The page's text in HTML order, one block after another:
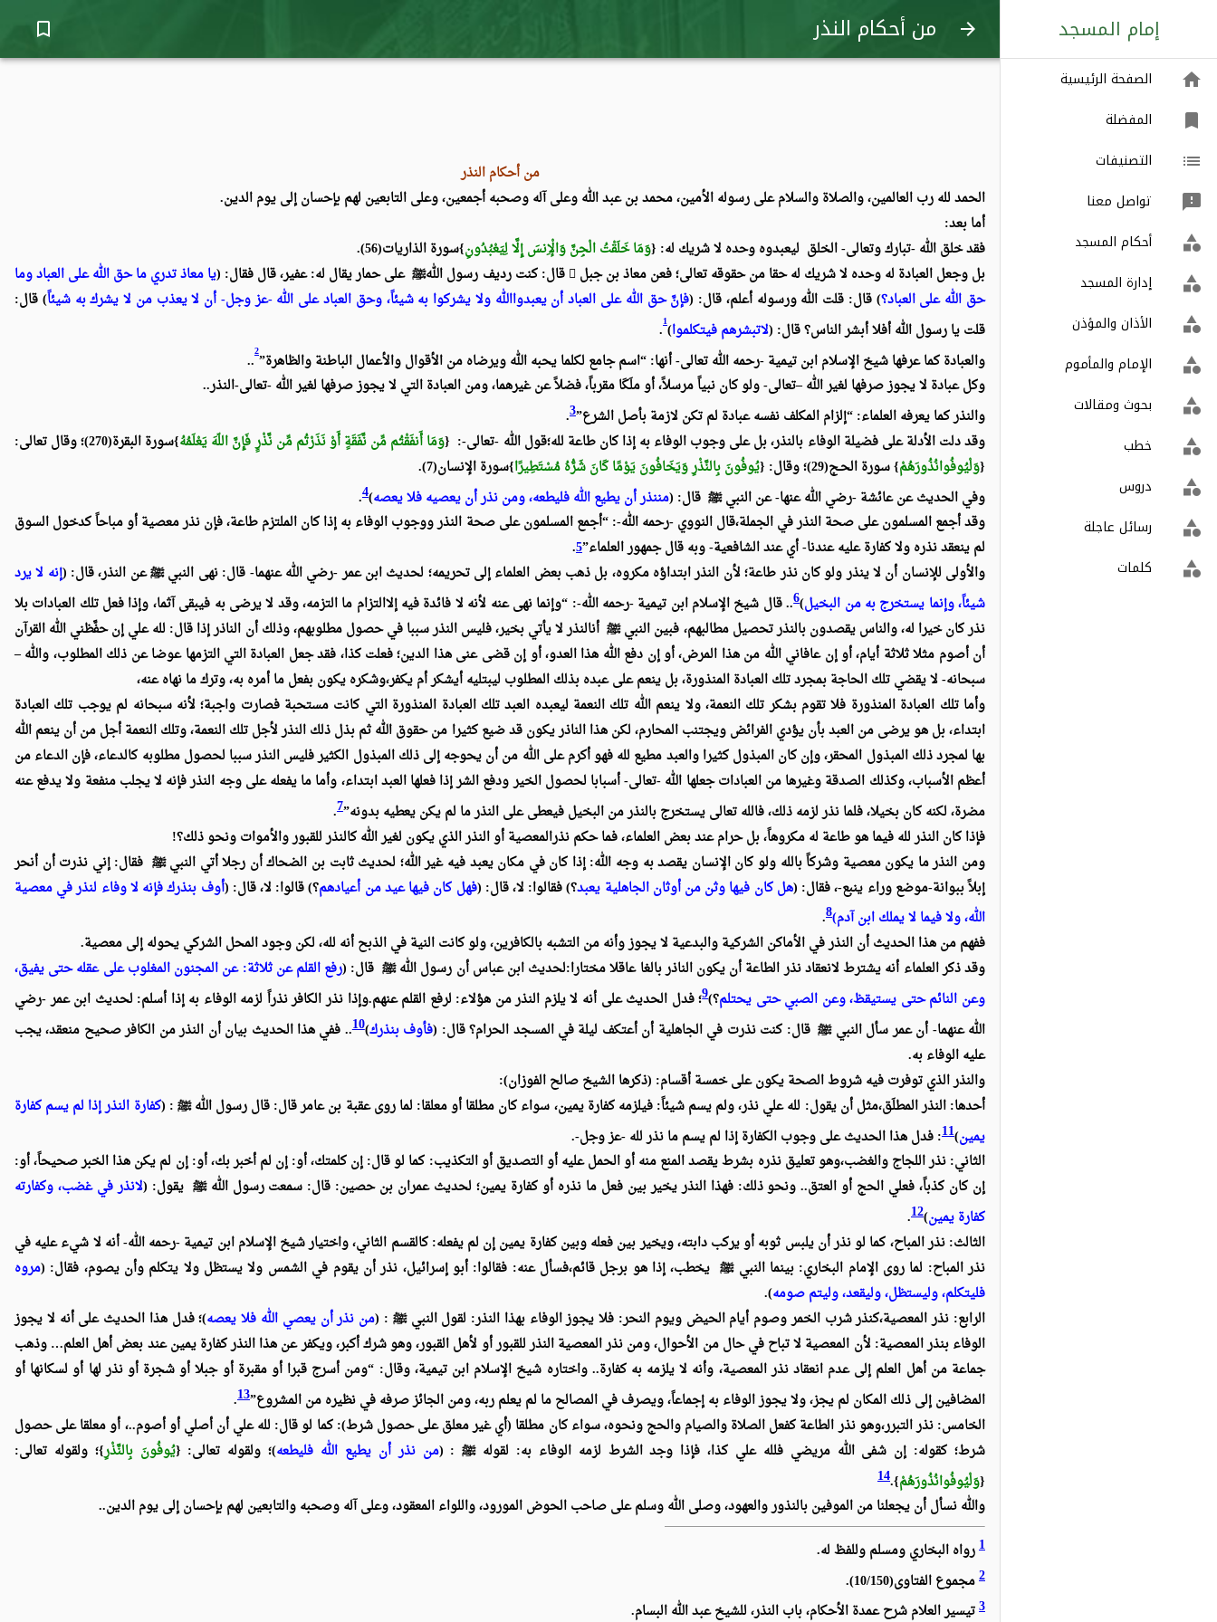
arrow_forward من أحكام النذر bookmark_border إمام المسجد
home الصفحة الرئيسية
bookmark المفضلة
list التصنيفات
feedback تواصل معنا
category أحكام المسجد
category إدارة المسجد
category الأذان والمؤذن
category الإمام والمأموم
category بحوث ومقالات
category خطب
category دروس
category رسائل عاجلة
category كلمات
من أحكام النذر
الحمد لله رب العالمين، والصلاة والسلام على رسوله الأمين، محمد بن عبد الله وعلى آله وصحبه أجمعين، وعلى التابعين لهم بإحسان إلى يوم الدين.
أما بعد:
فقد خلق الله -تبارك وتعالى- الخلق ليعبدوه وحده لا شريك له: {وَمَا خَلَقْتُ الْجِنَّ وَالْإِنسَ إِلَّا لِيَعْبُدُونِ}سورة الذاريات(56).
بل وجعل العبادة له وحده لا شريك له حقا من حقوقه تعالى؛ فعن معاذ بن جبل قال: كنت رديف رسول اللهﷺعلى حمار يقال له: عفير، قال فقال: (يا معاذ تدري ما حق الله على العباد وما
حق الله على العباد؟) قال: قلت الله ورسوله أعلم، قال: (فإنَّ حق الله على العباد أن يعبدواالله ولا يشركوا به شيئاً، وحق العباد على الله -عز وجل- أن لا يعذب من لا يشرك به شيئاً) قال:
قلت يا رسول الله أفلا أبشر الناس؟ قال: (لاتبشرهم فيتكلموا)
1
.
والعبادة كما عرفها شيخ الإسلام ابن تيمية -رحمه الله تعالى- أنها: “اسم جامع لكلما يحبه الله ويرضاه من الأقوال والأعمال الباطنة والظاهرة”2
..
وكل عبادة لا يجوز صرفها لغير الله –تعالى- ولو كان نبياً مرسلاً، أو ملَكَا مقرباً، فضلاً عن غيرهما، ومن العبادة التي لا يجوز صرفها لغير الله -تعالى-النذر..
والنذر كما يعرفه العلماء: “إلزام المكلف نفسه عبادة لم تكن لازمة بأصل الشرع”3
.
وقد دلت الأدلة على فضيلة الوفاء بالنذر، بل على وجوب الوفاء به إذا كان طاعة لله؛قول الله -تعالى-: {وَمَا أَنفَقْتُم مِّن نَّفَقَةٍ أَوْ نَذَرْتُم مِّن نَّذْرٍ فَإِنَّ اللّهَ يَعْلَمُهُ
}سورة البقرة(270)؛ وقال تعالى:
{وَلْيُوفُوانُذُورَهُمْ} سورة الحـج(29)؛ وقال: { يُوفُونَ بِالنَّذْرِ وَيَخَافُونَ يَوْمًا كَانَ شَرُّهُ مُسْتَطِيرًا}سورة الإنسان(7).
وفي الحديث عن عائشة -رضي الله عنها- عن النبيﷺ قال: (مننذر أن يطيع الله فليطعه، ومن نذر أن يعصيه فلا يعصه)
4
.
وقد أجمع المسلمون على صحة النذر في الجملة،قال النووي -رحمه الله-: “أجمع المسلمون على صحة النذر ووجوب الوفاء به إذا كان الملتزم طاعة، فإن نذر معصية أو مباحاً كدخول السوق
لم ينعقد نذره ولا كفارة عليه عندنا- أي عند الشافعية- وبه قال جمهور العلماء”5
.
والأولى للإنسان أن لا ينذر ولو كان نذر طاعة؛ لأن النذر ابتداؤه مكروه، بل ذهب بعض العلماء إلى تحريمه؛ لحديث ابن عمر -رضي الله عنهما- قال: نهى النبيﷺعن النذر، قال: (إنه لا يرد
شيئاً، وإنما يستخرج به من البخيل)
6.. قال شيخ الإسلام ابن تيمية -رحمه الله-: “وإنما نهى عنه لأنه لا فائدة فيه إلاالتزام ما التزمه، وقد لا يرضى به فيبقى آثما، وإذا فعل تلك العبادات بلا
نذر كان خيرا له، والناس يقصدون بالنذر تحصيل مطالبهم، فبين النبيﷺأنالنذر لا يأتي بخير، فليس النذر سببا في حصول مطلوبهم، وذلك أن الناذر إذا قال: لله علي إن حفَّظني الله القرآن
أن أصوم مثلا ثلاثة أيام، أو إن عافاني الله من هذا المرض، أو إن دفع الله هذا العدو، أو إن قضى عنى هذا الدين؛ فعلت كذا، فقد جعل العبادة التي التزمها عوضا عن ذلك المطلوب، والله –
سبحانه- لا يقضي تلك الحاجة بمجرد تلك العبادة المنذورة، بل ينعم على عبده بذلك المطلوب ليبتليه أيشكر أم يكفر،وشكره يكون بفعل ما أمره به، وترك ما نهاه عنه،
وأما تلك العبادة المنذورة فلا تقوم بشكر تلك النعمة، ولا ينعم الله تلك النعمة ليعبده العبد تلك العبادة المنذورة التي كانت مستحبة فصارت واجبة؛ لأنه سبحانه لم يوجب تلك العبادة
ابتداء، بل هو يرضى من العبد بأن يؤدي الفرائض ويجتنب المحارم، لكن هذا الناذر يكون قد ضيع كثيرا من حقوق الله ثم بذل ذلك النذر لأجل تلك النعمة، وتلك النعمة أجل من أن ينعم الله
بها لمجرد ذلك المبذول المحقر، وإن كان المبذول كثيرا والعبد مطيع لله فهو أكرم على الله من أن يحوجه إلى ذلك المبذول الكثير فليس النذر سببا لحصول مطلوبه كالدعاء، فإن الدعاء من
أعظم الأسباب، وكذلك الصدقة وغيرها من العبادات جعلها الله -تعالى- أسبابا لحصول الخير ودفع الشر إذا فعلها العبد ابتداء، وأما ما يفعله على وجه النذر فإنه لا يجلب منفعة ولا يدفع عنه
مضرة، لكنه كان بخيلا، فلما نذر لزمه ذلك، فالله تعالى يستخرج بالنذر من البخيل فيعطى على النذر ما لم يكن يعطيه بدونه”7
.
فإذا كان النذر لله فيما هو طاعة له مكروهاً، بل حرام عند بعض العلماء، فما حكم نذرالمعصية أو النذر الذي يكون لغير الله كالنذر للقبور والأموات ونحو ذلك؟!
ومن النذر ما يكون معصية وشركاً بالله ولو كان الإنسان يقصد به وجه الله: إذا كان في مكان يعبد فيه غير الله؛ لحديث ثابت بن الضحاك أن رجلا أتي النبيﷺ فقال: إني نذرت أن أنحر
إبلاً ببوانة-موضع وراء ينبع-، فقال: (هل كان فيها وثن من أوثان الجاهلية يعبد؟) فقالوا: لا، قال: (فهل كان فيها عيد من أعيادهم؟) قالوا: لا، قال: (أوف بنذرك فإنه لا وفاء لنذر في معصية
الله، ولا فيما لا يملك ابن آدم)8
.
ففهم من هذا الحديث أن النذر في الأماكن الشركية والبدعية لا يجوز وأنه من التشبه بالكافرين، ولو كانت النية في الذبح أنه لله، لكن وجود المحل الشركي يحوله إلى معصية.
وقد ذكر العلماء أنه يشترط لانعقاد نذر الطاعة أن يكون الناذر بالغا عاقلا مختارا:لحديث ابن عباس أن رسول اللهﷺ قال: (رفع القلم عن ثلاثة: عن المجنون المغلوب على عقله حتى يفيق،
وعن النائم حتى يستيقظ، وعن الصبي حتى يحتلم؟)9؛ فدل الحديث على أنه لا يلزم النذر من هؤلاء: لرفع القلم عنهم.وإذا نذر الكافر نذراً لزمه الوفاء به إذا أسلم: لحديث ابن عمر -رضي
الله عنهما- أن عمر سأل النبيﷺقال: كنت نذرت في الجاهلية أن أعتكف ليلة في المسجد الحرام؟ قال: (فأوف بنذرك)
10.. ففي هذا الحديث بيان أن النذر من الكافر صحيح منعقد، يجب
عليه الوفاء به.
والنذر الذي توفرت فيه شروط الصحة يكون على خمسة أقسام: (ذكرها الشيخ صالح الفوزان):
أحدها: النذر المطلَق،مثل أن يقول: لله علي نذر، ولم يسم شيئاً: فيلزمه كفارة يمين، سواء كان مطلقا أو معلقا: لما روى عقبة بن عامر قال: قال رسول اللهﷺ: (كفارة النذر إذا لم يسم كفارة
يمين)
11: فدل هذا الحديث على وجوب الكفارة إذا لم يسم ما نذر لله -عز وجل-.
الثاني: نذر اللجاج والغضب،وهو تعليق نذره بشرط يقصد المنع منه أو الحمل عليه أو التصديق أو التكذيب: كما لو قال: إن كلمتك، أو: إن لم أخبر بك، أو: إن لم يكن هذا الخبر صحيحاً، أو:
إن كان كذباً، فعلي الحج أو العتق.. ونحو ذلك: فهذا النذر يخير بين فعل ما نذره أو كفارة يمين؛ لحديث عمران بن حصين: قال: سمعت رسول اللهﷺ يقول: (لانذر في غضب، وكفارته
كفارة يمين)
12
.
الثالث: نذر المباح، كما لو نذر أن يلبس ثوبه أو يركب دابته، ويخير بين فعله وبين كفارة يمين إن لم يفعله: كالقسم الثاني، واختيار شيخ الإسلام ابن تيمية -رحمه الله- أنه لا شيء عليه في
نذر المباح: لما روى الإمام البخاري: بينما النبيﷺيخطب، إذا هو برجل قائم،فسأل عنه: فقالوا: أبو إسرائيل، نذر أن يقوم في الشمس ولا يستظل ولا يتكلم وأن يصوم، فقال: (مروه
فليتكلم، وليستظل، وليقعد، وليتم صومه).
الرابع: نذر المعصية،كنذر شرب الخمر وصوم أيام الحيض ويوم النحر: فلا يجوز الوفاء بهذا النذر: لقول النبيﷺ : (من نذر أن يعصي الله فلا يعصه)؛ فدل هذا الحديث على أنه لا يجوز
الوفاء بنذر المعصية: لأن المعصية لا تباح في حال من الأحوال، ومن نذر المعصية النذر للقبور أو لأهل القبور، وهو شرك أكبر، ويكفر عن هذا النذر كفارة يمين عند بعض أهل العلم… وذهب
جماعة من أهل العلم إلى عدم انعقاد نذر المعصية، وأنه لا يلزمه به كفارة.. واختاره شيخ الإسلام ابن تيمية، وقال: “ومن أسرج قبرا أو مقبرة أو جبلا أو شجرة أو نذر لها أو لسكانها أو
المضافين إلى ذلك المكان لم يجز، ولا يجوز الوفاء به إجماعاً، ويصرف في المصالح ما لم يعلم ربه، ومن الجائز صرفه في نظيره من المشروع”13
.
الخامس: نذر التبرر،وهو نذر الطاعة كفعل الصلاة والصيام والحج ونحوه، سواء كان مطلقا (أي غير معلق على حصول شرط): كما لو قال: لله علي أن أصلي أو أصوم..، أو معلقا على حصول
شرط؛ كقوله: إن شفى الله مريضي فلله علي كذا، فإذا وجد الشرط لزمه الوفاء به: لقولهﷺ: (من نذر أن يطيع الله فليطعه)؛ ولقوله تعالى: {يُوفُونَ بِالنَّذْرِ}؛ ولقوله تعالى:
{وَلْيُوفُوانُذُورَهُمْ}.
14
والله نسأل أن يجعلنا من الموفين بالنذور والعهود، وصلى الله وسلم على صاحب الحوض المورود، واللواء المعقود، وعلى آله وصحبه والتابعين لهم بإحسان إلى يوم الدين..
1رواه البخاري ومسلم وللفظ له.
2مجموع الفتاوى(10/150).
3تيسير العلام شرح عمدة الأحكام، باب النذر، للشيخ عبد الله البسام.